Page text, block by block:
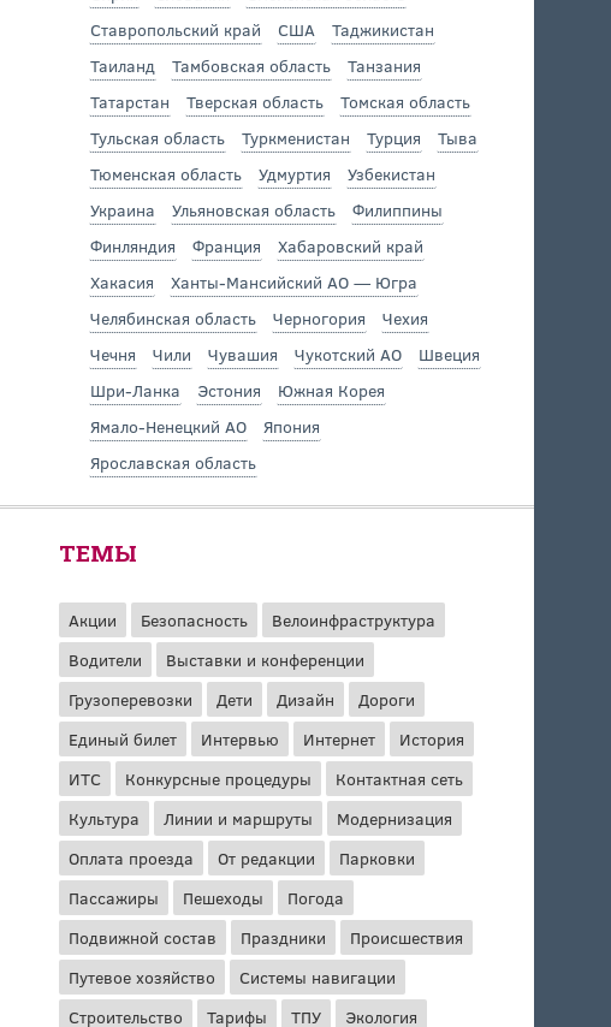
Ставропольский край
США
Таджикистан
Таиланд
Тамбовская область
Танзания
Татарстан
Тверская область
Томская область
Тульская область
Туркменистан Турция
Тыва
Тюменская область
Удмуртия
Узбекистан
Украина
Ульяновская область
Филиппины
Финляндия
Франция
Хабаровский край
Хакасия
Ханты-Мансийский АО — Югра
Челябинская область
Черногория
Чехия
Чечня
Чили Чувашия Чукотский АО
Швеция
Шри-Ланка
Эстония
Южная Корея
Ямало-Ненецкий АО
Япония
Ярославская область
ТЕМЫ
Акции Безопасность
Велоинфраструктура
Водители
Выставки и конференции
Грузоперевозки
Дети Дизайн
Дороги
Единый билет
Интервью Интернет
История
ИТС
Конкурсные процедуры
Контактная сеть
Культура
Линии и маршруты
Модернизация
Оплата проезда
От редакции
Парковки
Пассажиры
Пешеходы
Погода
Подвижной состав
Праздники
Происшествия
Путевое хозяйство
Системы навигации
Строительство
Тарифы ТПУ Экология